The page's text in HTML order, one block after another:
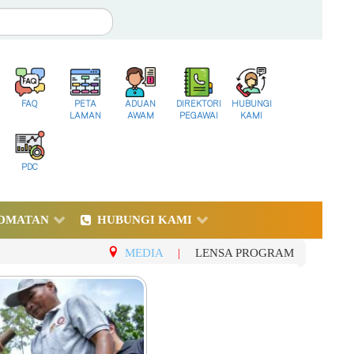
FAQ
PETA
LAMAN
ADUAN
AWAM
DIREKTORI
PEGAWAI
HUBUNGI
KAMI
PDC
HUBUNGI KAMI
MEDIA | LENSA PROGRAM